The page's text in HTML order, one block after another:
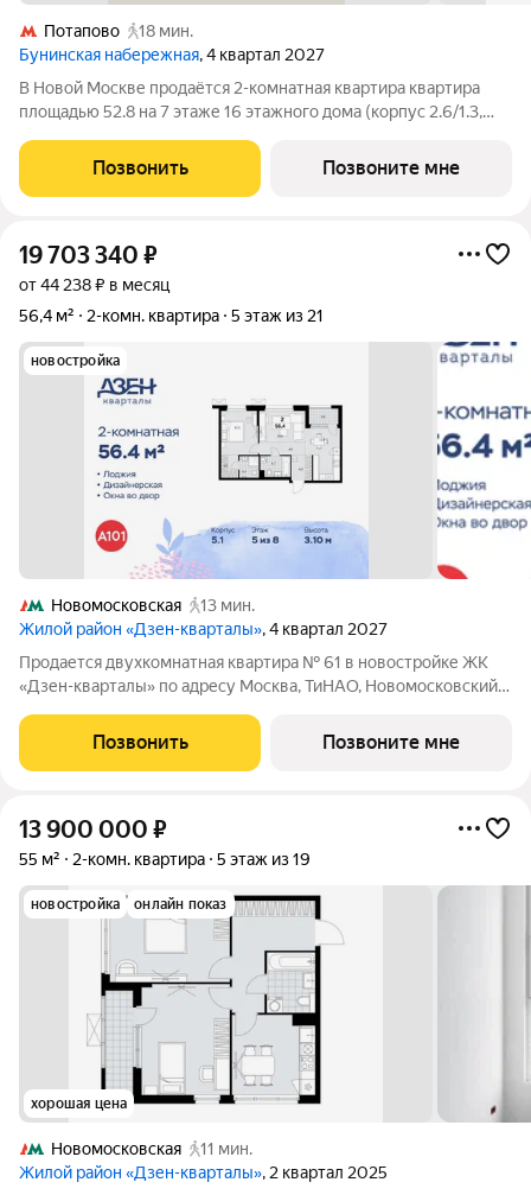
Потапово
18 мин.
Бунинская набережная, 4 квартал 2027
В Новой Москве продаётся 2-комнатная квартира квартира
площадью 52.8 на 7 этаже 16 этажного дома (корпус 2.6/1.3,
расположение 18 минут пешком до станции метро «Потапово»
и 12 минут на машине до
Позвонить Позвоните мне
19 703 340 ₽
от 44 238 ₽ в месяц
56,4 м²
2-комн. квартира 5 этаж из 21
новостройка
Новомосковская
13 мин.
Жилой район «Дзен-кварталы», 4 квартал 2027
Продается двухкомнатная квартира № 61 в новостройке ЖК
«Дзен-кварталы» по адресу Москва, ТиНАО, Новомосковский
административный округ, район Коммунарка, квартал № 160,
Позвонить Позвоните мне
13 900 000 ₽
55 м² 2-комн. квартира 5 этаж из 19
новостройка онлайн показ
хорошая цена
Новомосковская
11 мин.
Жилой район «Дзен-кварталы», 2 квартал 2025